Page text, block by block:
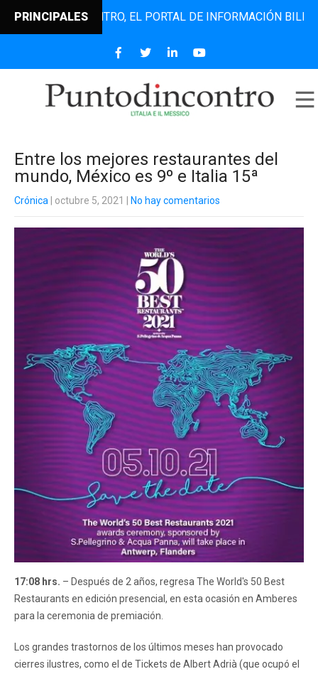
PRINCIPALES EL PORTAL DE INFORMACIÓN BILINGÜE
Entre los mejores restaurantes del
mundo, México es 9º e Italia 15ª
Crónica | octubre 5, 2021 No hay comentarios
17:08 hrs. – Después de 2 años, regresa The World's 50 Best
Restaurants en edición presencial, en esta ocasión en Amberes
para la ceremonia de premiación.
Los grandes trastornos de los últimos meses han provocado
cierres ilustres, como el de Tickets de Albert Adrià (que ocupó el